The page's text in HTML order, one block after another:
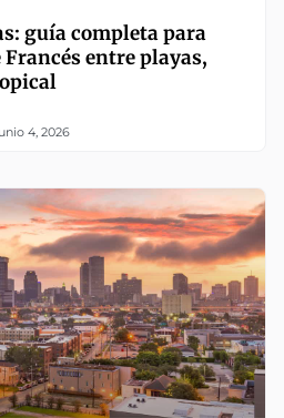
guía completa para
entre playas,
4, 2026